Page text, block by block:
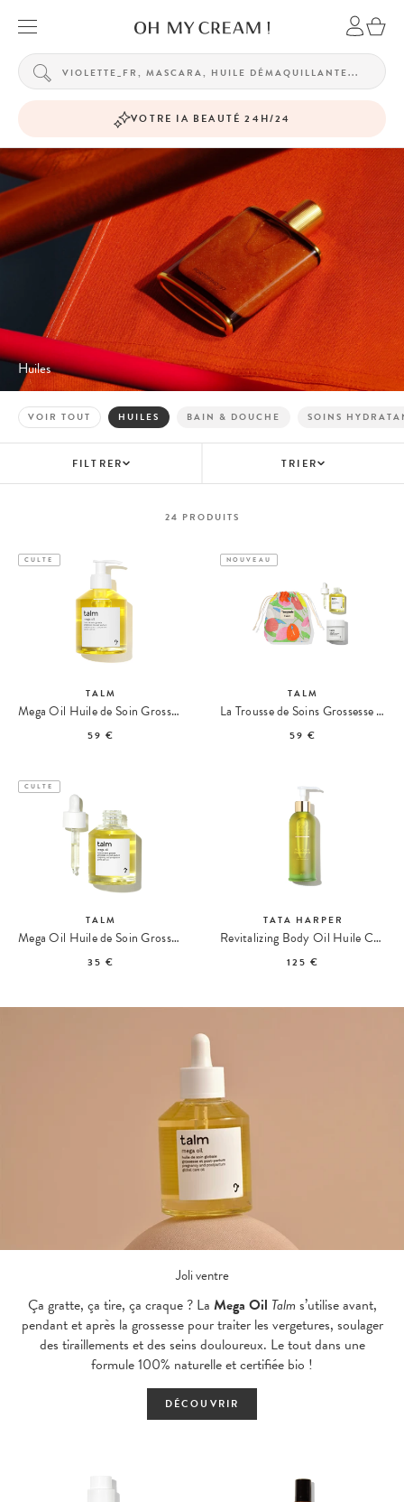
VOTRE IA BEAUTÉ 24H/24
Huiles
VOIR TOUT BAIN & DOUCHE SOINS
HUILES
FILTRER TRIER
24 PRODUITS
CULTE
TALM
Mega Oil Huile de Soin Grossesse & Post-Partum Format Jumbo
59 €
NOUVEAU
TALM
La Trousse de Soins Grossesse & Post-Partum Make My Lemonade x Talm
59 €
CULTE
TALM
Mega Oil Huile de Soin Grossesse & Post-Partum
35 €
TATA HARPER
Revitalizing Body Oil Huile Corps Revitalisante
125 €
Joli ventre
Ça gratte, ça tire, ça craque ? La Mega Oil Talm s’utilise avant,
pendant et après la grossesse pour traiter les vergetures, soulager
des tiraillements et des seins douloureux. Le tout dans une
formule 100% naturelle et certifiée bio !
DÉCOUVRIR